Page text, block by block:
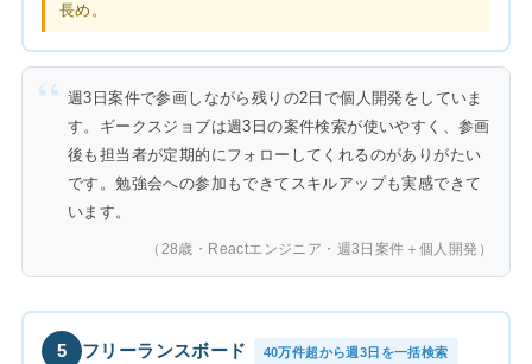
長め。
週3日案件で参画しながら残りの2日で個人開発をしていま
す。ギークスジョブは週3日の案件検索が使いやすく、参画
後も担当者が定期的にフォローしてくれるのがありがたい
です。勉強会への参加もできてスキルアップも実感できて
います。
（28歳・Reactエンジニア・週3日案件＋個人開発）
5 フリーランスボード 40万件超から週3日を一括検索